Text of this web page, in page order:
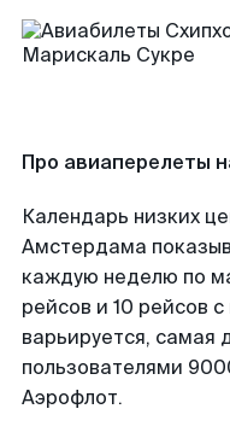
Про авиаперелеты
Календарь низких
Амстердама
каждую неделю по
рейсов и 10 рейсов
варьируется, самая
пользователями
Аэрофлот.